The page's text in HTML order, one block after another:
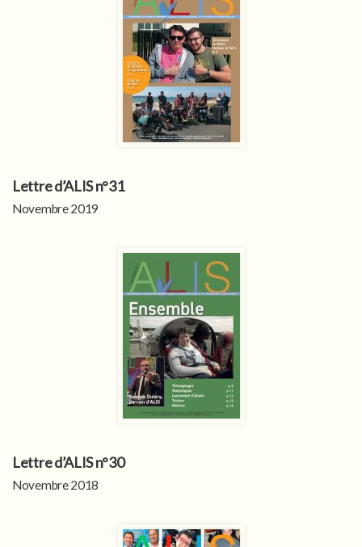
Lettre d’ALIS n°31
Novembre 2019
Lettre d’ALIS n°30
Novembre 2018